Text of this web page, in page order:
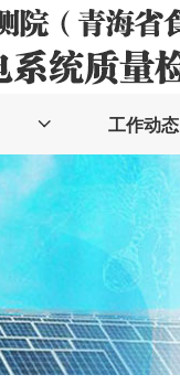
工作动态